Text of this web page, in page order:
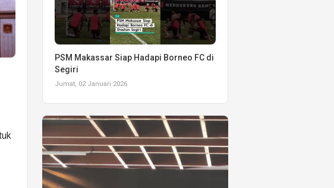
PSM Makassar Siap Hadapi Borneo FC di
Segiri
Jumat, 02 Januari 2026